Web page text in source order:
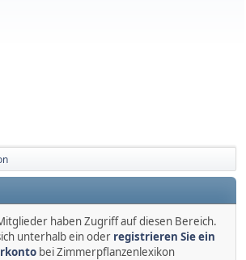
haben Zugriff auf diesen Bereich.
unterhalb ein oder registrieren Sie ein
bei Zimmerpflanzenlexikon